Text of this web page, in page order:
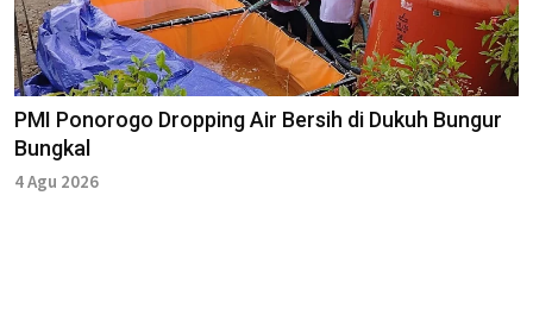
PMI Ponorogo Dropping Air Bersih di Dukuh Bungur
Bungkal
4 Agu 2026